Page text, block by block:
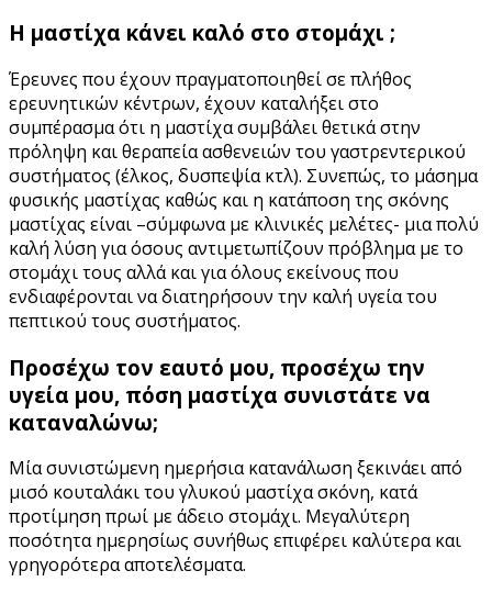
Η μαστίχα κάνει καλό στο στομάχι ;
Έρευνες που έχουν πραγματοποιηθεί σε πλήθος
ερευνητικών κέντρων, έχουν καταλήξει στο
συμπέρασμα ότι η μαστίχα συμβάλει θετικά στην
πρόληψη και θεραπεία ασθενειών του γαστρεντερικού
συστήματος (έλκος, δυσπεψία κτλ). Συνεπώς, το μάσημα
φυσικής μαστίχας καθώς και η κατάποση της σκόνης
μαστίχας είναι –σύμφωνα με κλινικές μελέτες- μια πολύ
καλή λύση για όσους αντιμετωπίζουν πρόβλημα με το
στομάχι τους αλλά και για όλους εκείνους που
ενδιαφέρονται να διατηρήσουν την καλή υγεία του
πεπτικού τους συστήματος.
Προσέχω τον εαυτό μου, προσέχω την
υγεία μου, πόση μαστίχα συνιστάτε να
καταναλώνω;
Μία συνιστώμενη ημερήσια κατανάλωση ξεκινάει από
μισό κουταλάκι του γλυκού μαστίχα σκόνη, κατά
προτίμηση πρωί με άδειο στομάχι. Μεγαλύτερη
ποσότητα ημερησίως συνήθως επιφέρει καλύτερα και
γρηγορότερα αποτελέσματα.